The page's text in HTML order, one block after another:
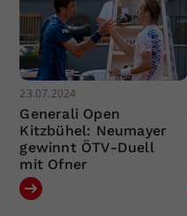
23.07.2024
Generali Open
Kitzbühel: Neumayer
gewinnt ÖTV-Duell
mit Ofner